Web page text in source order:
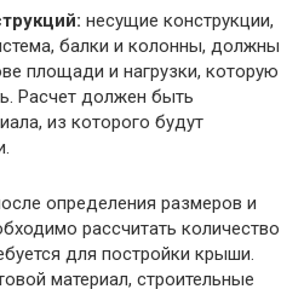
несущие конструкции,
балки и колонны, должны
площади и нагрузки, которую
Расчет должен быть
из которого будут
определения размеров и
рассчитать количество
для постройки крыши.
материал, строительные